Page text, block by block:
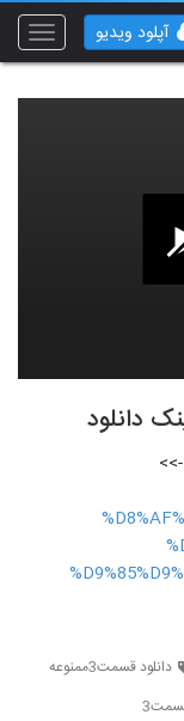
Toggle
آپلود ویدیو
دانلود قسمت3ممنوعه